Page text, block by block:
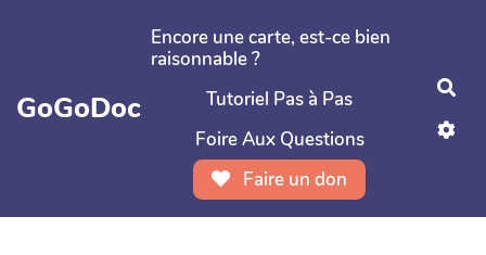
Aller au contenu principal
GoGoDoc
Encore une carte, est-ce bien
raisonnable ?
Tutoriel Pas à Pas
Foire Aux Questions
Faire un don